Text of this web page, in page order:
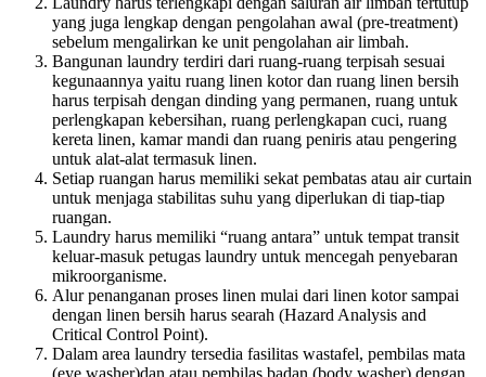
yang juga lengkap dengan pengolahan awal (pre-treatment)
sebelum mengalirkan ke unit pengolahan air limbah.
Bangunan laundry terdiri dari ruang-ruang terpisah sesuai
kegunaannya yaitu ruang linen kotor dan ruang linen bersih
harus terpisah dengan dinding yang permanen, ruang untuk
perlengkapan kebersihan, ruang perlengkapan cuci, ruang
kereta linen, kamar mandi dan ruang peniris atau pengering
untuk alat-alat termasuk linen.
Setiap ruangan harus memiliki sekat pembatas atau air curtain
untuk menjaga stabilitas suhu yang diperlukan di tiap-tiap
ruangan.
Laundry harus memiliki “ruang antara” untuk tempat transit
keluar-masuk petugas laundry untuk mencegah penyebaran
mikroorganisme.
Alur penanganan proses linen mulai dari linen kotor sampai
dengan linen bersih harus searah (Hazard Analysis and
Critical Control Point).
Dalam area laundry tersedia fasilitas wastafel, pembilas mata